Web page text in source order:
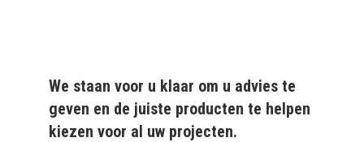
We staan voor u klaar om u advies te
geven en de juiste producten te helpen
kiezen voor al uw projecten.